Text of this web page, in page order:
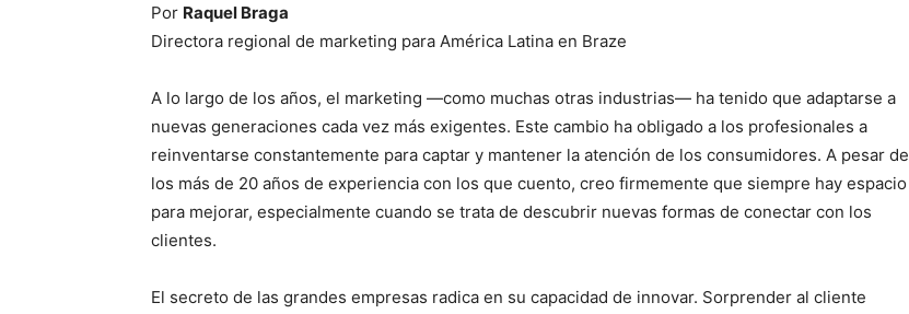
Por Raquel Braga
Directora regional de marketing para América Latina en Braze
A lo largo de los años, el marketing —como muchas otras industrias— ha tenido que adaptarse a
nuevas generaciones cada vez más exigentes. Este cambio ha obligado a los profesionales a
reinventarse constantemente para captar y mantener la atención de los consumidores. A pesar de
los más de 20 años de experiencia con los que cuento, creo firmemente que siempre hay espacio
para mejorar, especialmente cuando se trata de descubrir nuevas formas de conectar con los
clientes.
El secreto de las grandes empresas radica en su capacidad de innovar. Sorprender al cliente